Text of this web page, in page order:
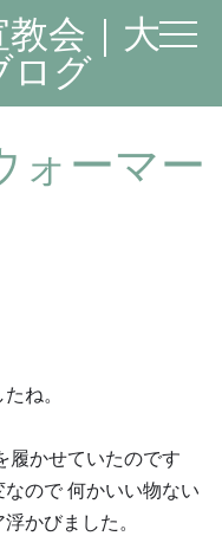
会｜大
ログ
ォーマー
ね。
履かせていたのです
ので 何かいい物ない
かびました。